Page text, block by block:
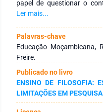
papel de questionar o
neste processo de
localizada na Província de
ano de 2017, no ensino
reprovação de 60%.
apenas um professor
conhecer os detalhes
pesquisas bibliográficas,
crítica, sugerindo
qualidade de ensino na
Ler mais...
Palavras-chave
Educação Moçambicana,
Freire.
Publicado no livro
ENSINO DE FILOSOFIA:
LIMITAÇÕES EM PESQUISA